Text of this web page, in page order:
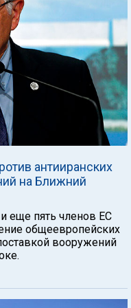
антииранских
на Ближний
еще пять членов ЕС
общеевропейских
вооружений